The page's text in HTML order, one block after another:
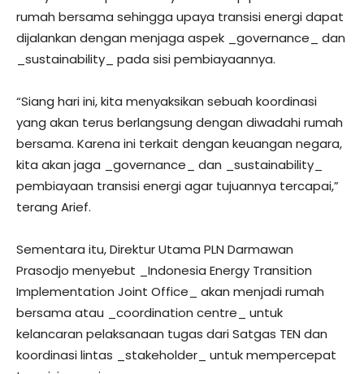
rumah bersama sehingga upaya transisi energi dapat
dijalankan dengan menjaga aspek _governance_ dan
_sustainability_ pada sisi pembiayaannya.
“Siang hari ini, kita menyaksikan sebuah koordinasi
yang akan terus berlangsung dengan diwadahi rumah
bersama. Karena ini terkait dengan keuangan negara,
kita akan jaga _governance_ dan _sustainability_
pembiayaan transisi energi agar tujuannya tercapai,”
terang Arief.
Sementara itu, Direktur Utama PLN Darmawan
Prasodjo menyebut _Indonesia Energy Transition
Implementation Joint Office_ akan menjadi rumah
bersama atau _coordination centre_ untuk
kelancaran pelaksanaan tugas dari Satgas TEN dan
koordinasi lintas _stakeholder_ untuk mempercepat